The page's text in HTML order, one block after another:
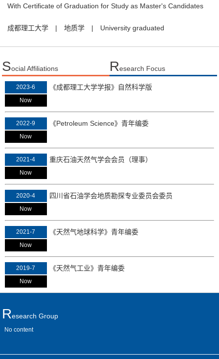
With Certificate of Graduation for Study as Master's Candidates
成都理工大学 | 地质学 | University graduated
Social Affiliations Research Focus
2023-6
Now
《成都理工大学学报》自然科学版
2022-9
Now
《Petroleum Science》青年编委
2021-4
Now
重庆石油天然气学会会员（理事）
2020-4
Now
四川省石油学会地质勘探专业委员会委员
2021-7
Now
《天然气地球科学》青年编委
2019-7
Now
《天然气工业》青年编委
REsearch Group
No content